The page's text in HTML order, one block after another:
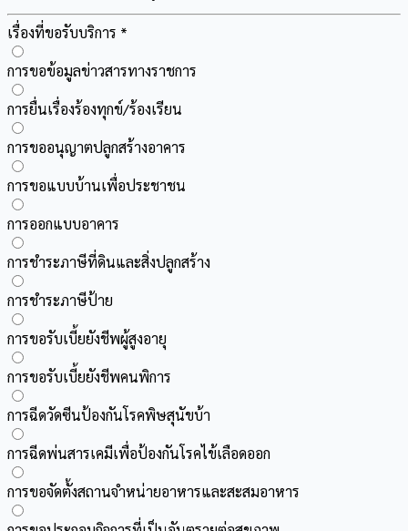
เรื่องที่ขอรับบริการ *
การขอข้อมูลข่าวสารทางราชการ
การยื่นเรื่องร้องทุกข์/ร้องเรียน
การขออนุญาตปลูกสร้างอาคาร
การขอแบบบ้านเพื่อประชาชน
การออกแบบอาคาร
การชำระภาษีที่ดินและสิ่งปลูกสร้าง
การชำระภาษีป้าย
การขอรับเบี้ยยังชีพผู้สูงอายุ
การขอรับเบี้ยยังชีพคนพิการ
การฉีดวัดซีนป้องกันโรคพิษสุนัขบ้า
การฉีดพ่นสารเคมีเพื่อป้องกันโรคไข้เลือดออก
การขอจัดตั้งสถานจำหน่ายอาหารและสะสมอาหาร